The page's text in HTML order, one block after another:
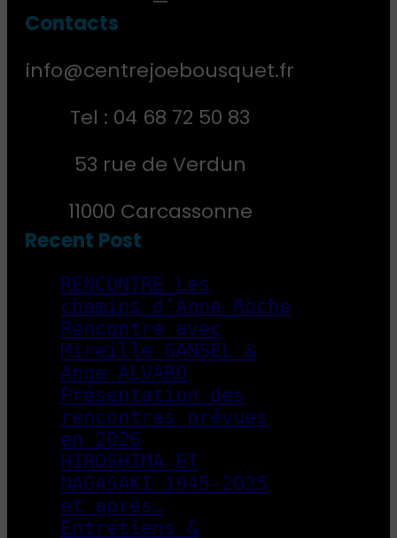
Contacts
info@centrejoebousquet.fr
Tel : 04 68 72 50 83
53 rue de Verdun
11000 Carcassonne
Recent Post
RENCONTRE Les
chemins d’Anne Roche
Rencontre avec
Mireille GANSEL &
Anne ALVARO
Présentation des
rencontres prévues
en 2026
HIROSHIMA ET
NAGASAKI 1945-2025
et après…
Entretiens &